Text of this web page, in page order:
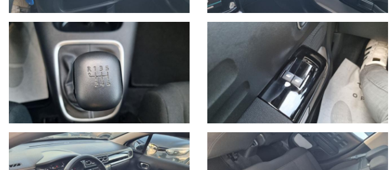
meccanica.
Nel 2004 comincia l’avventura “Outlet dell’auto”, per la commercializzazione di veicoli
Nel 2015 diventa nuova e unica concessionaria per la provincia di Savona del brand Hyundai,
Oggi Autoquadrifoglio è anche concessionaria ufficiale per la provincia di Savona dei brand
- La vettura in foto può differire da quella effettivamente in stock e oggetto dell'offerta.